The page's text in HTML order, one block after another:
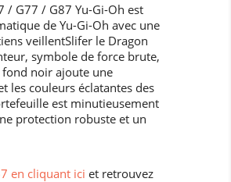
/ G77 / G87 Yu-Gi-Oh est
de Yu-Gi-Oh avec une
veillentSlifer le Dragon
symbole de force brute,
noir ajoute une
les couleurs éclatantes des
est minutieusement
protection robuste et un
en cliquant ici et retrouvez